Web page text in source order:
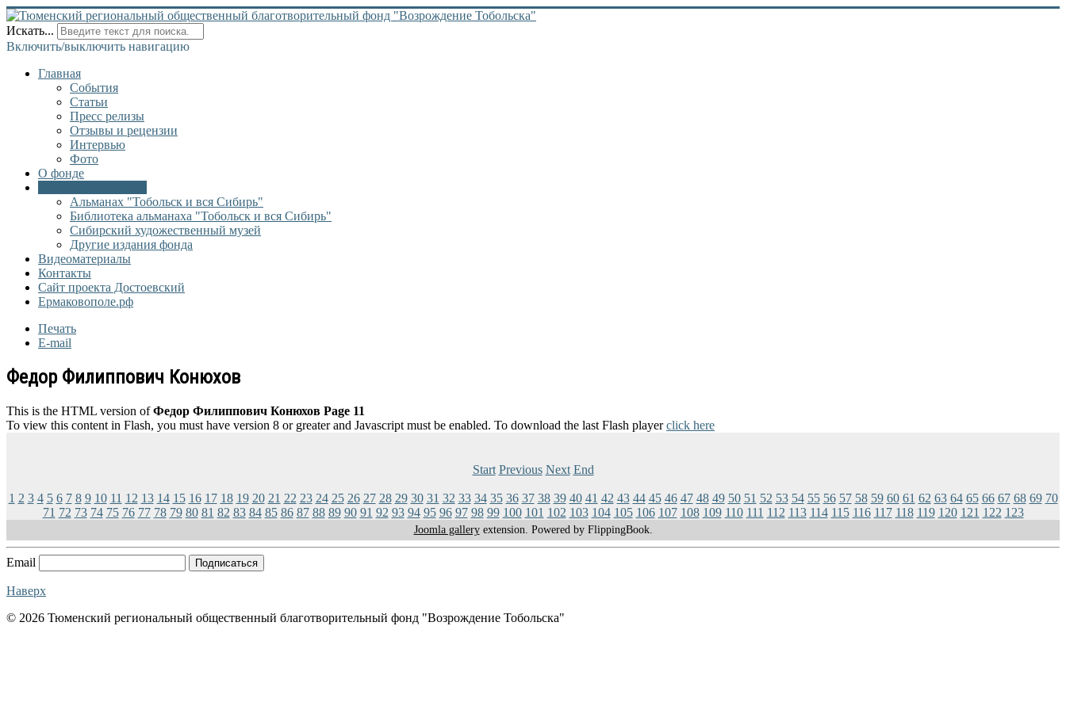
Искать...
Включить/выключить навигацию
Главная
События
Статьи
Пресс релизы
Отзывы и рецензии
Интервью
Фото
О фонде
Альманах "Тобольск и вся Сибирь"
Библиотека альманаха "Тобольск и вся Сибирь"
Сибирский художественный музей
Другие издания фонда
Видеоматериалы
Контакты
Сайт проекта Достоевский
Ермаковополе.рф
Печать
E-mail
Федор Филиппович Конюхов
This is the HTML version ofФедор Филиппович Конюхов Page 11
To view this content in Flash, you must have version 8 or greater and Javascript must be enabled. To download the last Flash playerclick here
Start Previous Next End
1 2 3 4 5 6 7 8 9 10 11 12 13 14 15 16 17 18 19 20 21 22 23 24 25 26 27 28 29 30 31 32 33 34 35 36 37 38 39 40 41 42 43 44 45 46 47 48 49 50 51 52 53 54 55 56 57 58 59 60 61 62 63 64 65 66 67 68 69 70
71 72 73 74 75 76 77 78 79 80 81 82 83 84 85 86 87 88 89 90 91 92 93 94 95 96 97 98 99 100 101 102 103 104 105 106 107 108 109 110 111 112 113 114 115 116 117 118 119 120 121 122 123
Joomla galleryextension. Powered by FlippingBook.
Email Подписаться
Наверх
© 2026 Тюменский региональный общественный благотворительный фонд "Возрождение Тобольска"